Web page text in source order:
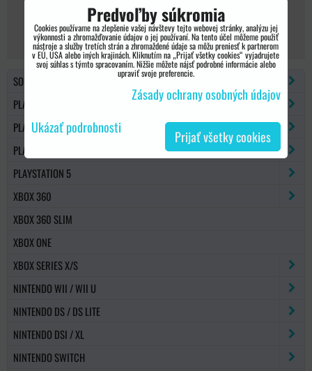
DS Stylus 3x
SONY PSP
PLAYSTATION 2
PLAYSTATION 3
PLAYSTATION 4
PLAYSTATION 5
XBOX 360
XBOX 360 SLIM
XBOX ONE
XBOX SERIES X/S
NINTENDO WII / WII U
NINTENDO DS / DS LITE
NINTENDO DSI / XL
NINTENDO SWITCH
Predvoľby súkromia
Cookies používame na zlepšenie vašej návštevy tejto webovej stránky, analýzu jej
výkonnosti a zhromažďovanie údajov o jej používaní. Na tento účel môžeme použiť
nástroje a služby tretích strán a zhromaždené údaje sa môžu preniesť k partnerom
v EÚ, USA alebo iných krajinách. Kliknutím na „Prijať všetky cookies“ vyjadrujete
svoj súhlas s týmto spracovaním. Nižšie môžete nájsť podrobné informácie alebo
upraviť svoje preferencie.
Zásady ochrany osobných údajov
Ukázať podrobnosti
Prijať všetky cookies